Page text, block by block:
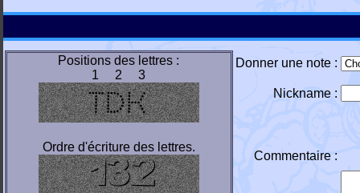
Positions des lettres :
1 2 3
Ordre d'écriture des lettres.
Donner une note :
Nickname :
Commentaire :